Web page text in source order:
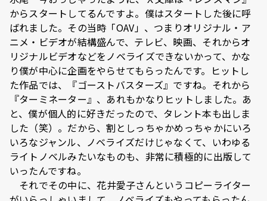
からスタートしてるんですよ。僕はスタートした後に呼
ばれました。その当時「OAV」、つまりオリジナル・ア
ニメ・ビデオが結構盛んで、テレビ、映画、それからオ
リジナルビデオなどをノベライズできないかって、かな
り僕が中心に企画をやらせてもらったんです。ヒットし
た作品では、『ゴーストバスターズ』ですね。それから
『ターミネーター』、あれもかなりヒットしました。あ
と、僕が個人的に好きだったので、タレント本も出しま
した（笑）。だから、割としっちゃかめっちゃかにいろ
いろなジャンル、ノベライズだけじゃなくて、いわゆる
ライトノベルみたいなものも、非常に積極的に出版して
いったんですね。
それでその中に、花井愛子さんというコピーライター